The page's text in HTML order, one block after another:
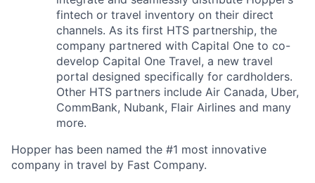
fintech or travel inventory on their direct
channels. As its first HTS partnership, the
company partnered with Capital One to co-
develop Capital One Travel, a new travel
portal designed specifically for cardholders.
Other HTS partners include Air Canada, Uber,
CommBank, Nubank, Flair Airlines and many
more.
Hopper has been named the #1 most innovative
company in travel by Fast Company.